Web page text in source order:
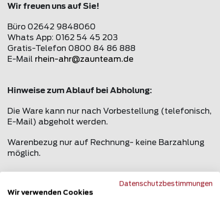
Wir freuen uns auf Sie!
Büro 02642 9848060
Whats App: 0162 54 45 203
Gratis-Telefon 0800 84 86 888
E-Mail rhein-ahr@zaunteam.de
Hinweise zum Ablauf bei Abholung:
Die Ware kann nur nach Vorbestellung (telefonisch,
E-Mail) abgeholt werden.
Warenbezug nur auf Rechnung- keine Barzahlung
möglich.
Datenschutzbestimmungen
Wir verwenden Cookies